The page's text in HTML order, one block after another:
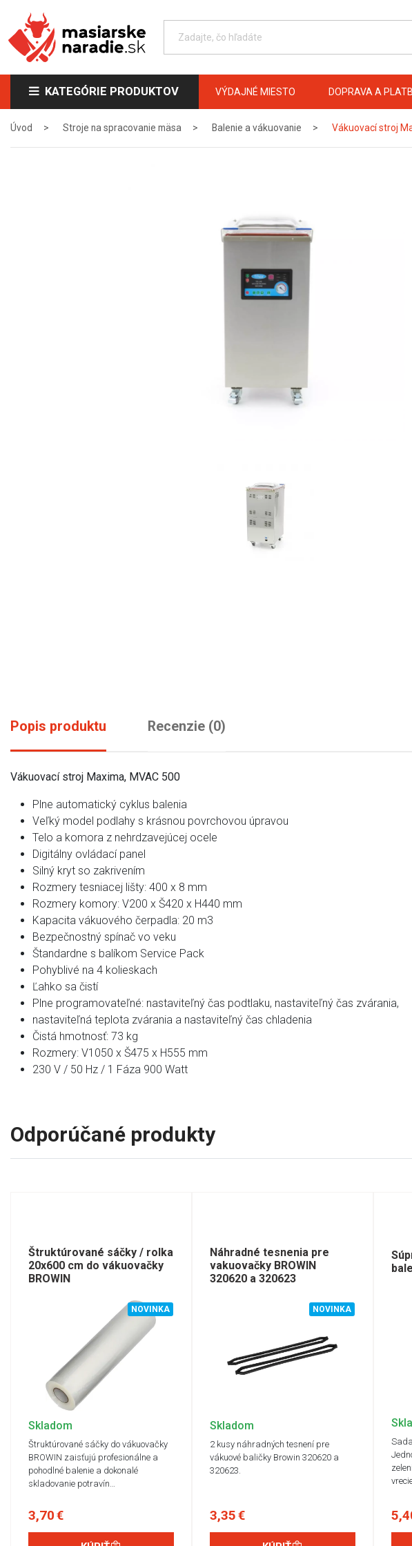
KATEGÓRIE PRODUKTOV VÝDAJNÉ MIESTO DOPRAVA A
Úvod Stroje na spracovanie mäsa Balenie a vákuovanie Vákuovací stroj
Popis produktu Recenzie (0)
Vákuovací stroj Maxima, MVAC 500
Plne automatický cyklus balenia
Veľký model podlahy s krásnou povrchovou úpravou
Telo a komora z nehrdzavejúcej ocele
Digitálny ovládací panel
Silný kryt so zakrivením
Rozmery tesniacej lišty: 400 x 8 mm
Rozmery komory: V200 x Š420 x H440 mm
Kapacita vákuového čerpadla: 20 m3
Bezpečnostný spínač vo veku
Štandardne s balíkom Service Pack
Pohyblivé na 4 kolieskach
Ľahko sa čistí
Plne programovateľné: nastaviteľný čas podtlaku, nastaviteľný čas zvárania,
nastaviteľná teplota zvárania a nastaviteľný čas chladenia
Čistá hmotnosť: 73 kg
Rozmery: V1050 x Š475 x H555 mm
230 V / 50 Hz / 1 Fáza 900 Watt
Odporúčané produkty
Štruktúrované sáčky / rolka
20x600 cm do vákuovačky
BROWIN
NOVINKA
Skladom
Štruktúrované sáčky do vákuovačky
BROWIN zaisťujú profesionálne a
pohodlné balenie a dokonalé
skladovanie potravín…
3,70 €
Náhradné tesnenia pre
vakuovačky BROWIN
320620 a 320623
NOVINKA
Skladom
2 kusy náhradných tesnení pre
vákuové baličky Browin 320620 a
320623.
3,35 €